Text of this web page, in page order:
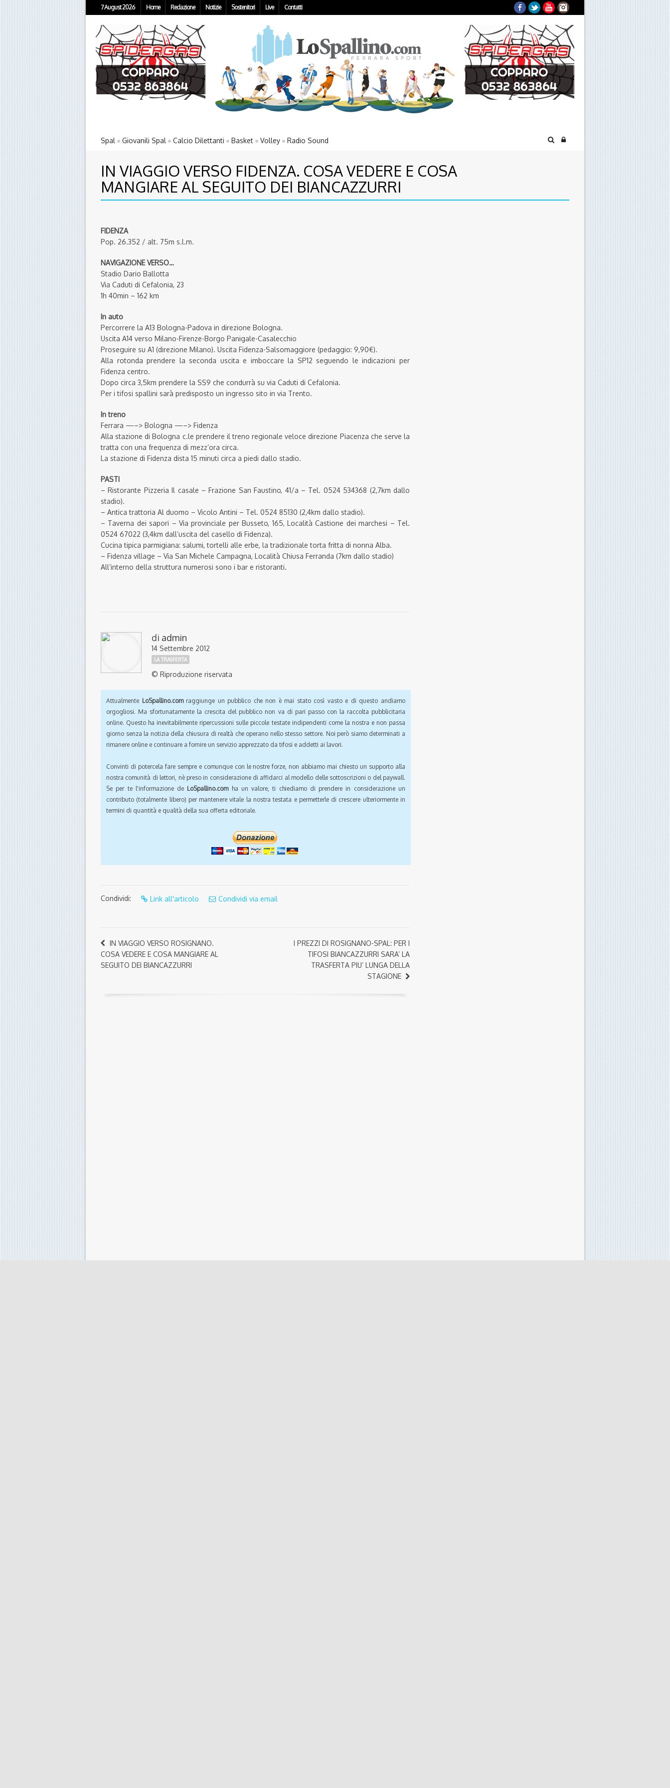
7 August 2026 Home Redazione Notizie Sostenitori Live Contatti Facebook
TwitterYouTubeInstagram
Spal Giovanili Spal Calcio Dilettanti Basket Volley Radio Sound
IN VIAGGIO VERSO FIDENZA. COSA VEDERE E COSA
MANGIARE AL SEGUITO DEI BIANCAZZURRI
FIDENZA
Pop. 26.352 / alt. 75m s.l.m.
NAVIGAZIONE VERSO…
Stadio Dario Ballotta
Via Caduti di Cefalonia, 23
1h 40min – 162 km
In auto
Percorrere la A13 Bologna-Padova in direzione Bologna.
Uscita A14 verso Milano-Firenze-Borgo Panigale-Casalecchio
Proseguire su A1 (direzione Milano). Uscita Fidenza-Salsomaggiore (pedaggio: 9,90€).
Alla rotonda prendere la seconda uscita e imboccare la SP12 seguendo le indicazioni per
Fidenza centro.
Dopo circa 3,5km prendere la SS9 che condurrà su via Caduti di Cefalonia.
Per i tifosi spallini sarà predisposto un ingresso sito in via Trento.
In treno
Ferrara —–> Bologna —–> Fidenza
Alla stazione di Bologna c.le prendere il treno regionale veloce direzione Piacenza che serve la
tratta con una frequenza di mezz’ora circa.
La stazione di Fidenza dista 15 minuti circa a piedi dallo stadio.
PASTI
– Ristorante Pizzeria Il casale – Frazione San Faustino, 41/a – Tel. 0524 534368 (2,7km dallo
stadio).
– Antica trattoria Al duomo – Vicolo Antini – Tel. 0524 85130 (2,4km dallo stadio).
– Taverna dei sapori – Via provinciale per Busseto, 165, Località Castione dei marchesi – Tel.
0524 67022 (3,4km dall’uscita del casello di Fidenza).
Cucina tipica parmigiana: salumi, tortelli alle erbe, la tradizionale torta fritta di nonna Alba.
– Fidenza village – Via San Michele Campagna, Località Chiusa Ferranda (7km dallo stadio)
All’interno della struttura numerosi sono i bar e ristoranti.
di admin
14 Settembre 2012
LA TRASFERTA
© Riproduzione riservata
Attualmente LoSpallino.comraggiunge un pubblico che non è mai stato così vasto e di questo andiamo
orgogliosi. Ma sfortunatamente la crescita del pubblico non va di pari passo con la raccolta pubblicitaria
online. Questo ha inevitabilmente ripercussioni sulle piccole testate indipendenti come la nostra e non passa
giorno senza la notizia della chiusura di realtà che operano nello stesso settore. Noi però siamo determinati a
rimanere online e continuare a fornire un servizio apprezzato da tifosi e addetti ai lavori.
Convinti di potercela fare sempre e comunque con le nostre forze, non abbiamo mai chiesto un supporto alla
nostra comunità di lettori, nè preso in considerazione di affidarci al modello delle sottoscrizioni o del paywall.
Se per te l'informazione de LoSpallino.comha un valore, ti chiediamo di prendere in considerazione un
contributo (totalmente libero) per mantenere vitale la nostra testata e permetterle di crescere ulteriormente in
termini di quantità e qualità della sua offerta editoriale.
Condividi: Link all'articolo Condividi via email
IN VIAGGIO VERSO ROSIGNANO.
COSA VEDERE E COSA MANGIARE AL
SEGUITO DEI BIANCAZZURRI
I PREZZI DI ROSIGNANO-SPAL: PER I
TIFOSI BIANCAZZURRI SARA’ LA
TRASFERTA PIU’ LUNGA DELLA
STAGIONE